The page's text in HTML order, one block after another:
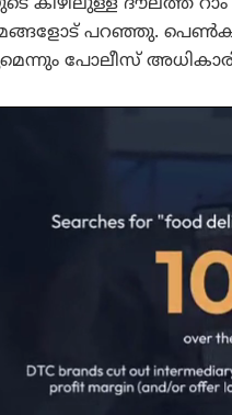
പറഞ്ഞു.
പോലീസ്